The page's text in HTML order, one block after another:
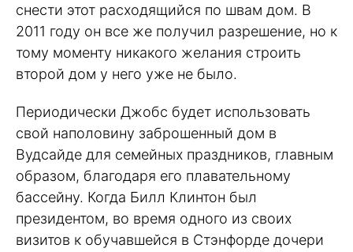
снести этот расходящийся по швам дом. В
2011 году он все же получил разрешение, но к
тому моменту никакого желания строить
второй дом у него уже не было.
Периодически Джобс будет использовать
свой наполовину заброшенный дом в
Вудсайде для семейных праздников, главным
образом, благодаря его плавательному
бассейну. Когда Билл Клинтон был
президентом, во время одного из своих
визитов к обучавшейся в Стэнфорде дочери